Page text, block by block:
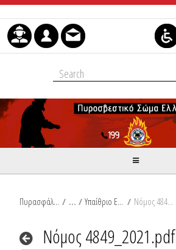
Skip to Content
Πυρασφάλεια / Υπαίθριο Εμπόριο, Ψυχαγωγικές Δραστηριότητες / Νόμος 4849_2021.pdf
Νόμος 4849_2021.pdf